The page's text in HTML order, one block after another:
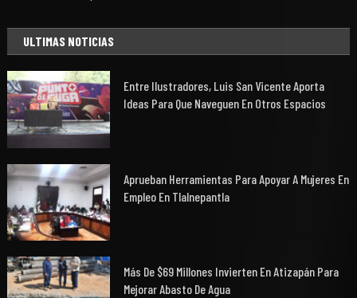
ULTIMAS NOTICIAS
Entre Ilustradores, Luis San Vicente Aporta
Ideas Para Que Naveguen En Otros Espacios
Aprueban Herramientas Para Apoyar A Mujeres En
Empleo En Tlalnepantla
Más De $69 Millones Invierten En Atizapán Para
Mejorar Abasto De Agua